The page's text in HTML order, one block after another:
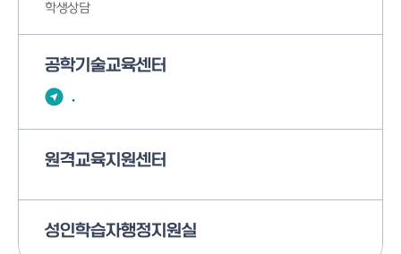
학생상담
공학기술교육센터
.
원격교육지원센터
성인학습자행정지원실